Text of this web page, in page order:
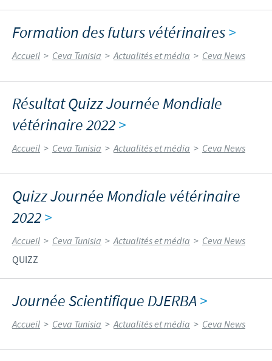
Formation des futurs vétérinaires>
Accueil > Ceva Tunisia > Actualités et média > Ceva News
Résultat Quizz Journée Mondiale
vétérinaire 2022>
Accueil > Ceva Tunisia > Actualités et média > Ceva News
Quizz Journée Mondiale vétérinaire
2022>
Accueil > Ceva Tunisia > Actualités et média > Ceva News
QUIZZ
Journée Scientifique DJERBA>
Accueil > Ceva Tunisia > Actualités et média > Ceva News